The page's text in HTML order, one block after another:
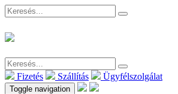
Fizetés Szállítás Ügyfélszolgálat
Toggle navigation